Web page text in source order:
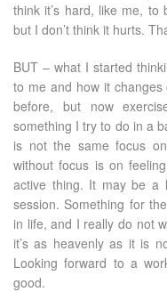
think it’s hard, like me, to
but I don’t think it hurts.
BUT – what I started
to me and how it
before, but now
something I try to do in a
is not the same focus
without focus is on
active thing. It may be a
session. Something for
in life, and I really do not
it’s as heavenly as it is
Looking forward to a
good.